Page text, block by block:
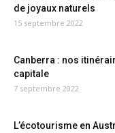
de joyaux naturels
15 septembre 2022
Canberra : nos
capitale
7 septembre 2022
L’écotourisme en